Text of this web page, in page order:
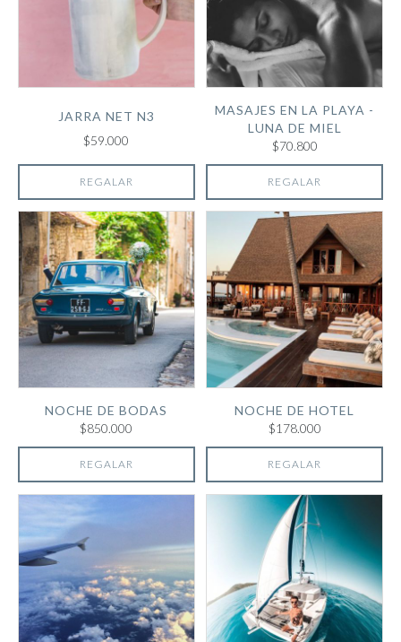
JARRA NET N3
$59.000
REGALAR
MASAJES EN LA PLAYA -
LUNA DE MIEL
$70.800
REGALAR
NOCHE DE BODAS
$850.000
REGALAR
NOCHE DE HOTEL
$178.000
REGALAR